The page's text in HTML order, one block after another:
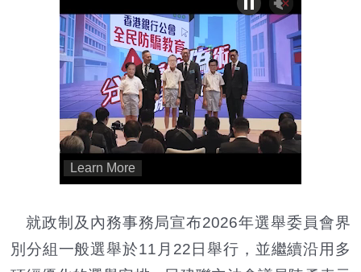
就政制及內務事務局宣布2026年選舉委員會界
別分組一般選舉於11月22日舉行，並繼續沿用多